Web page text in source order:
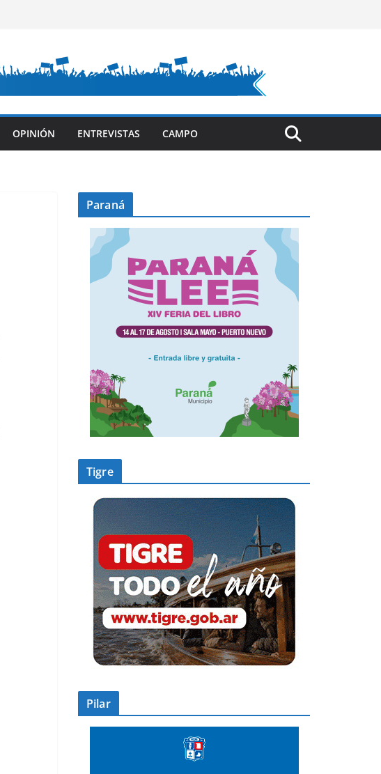
OPINIÓN ENTREVISTAS CAMPO
Paraná
Tigre
Pilar